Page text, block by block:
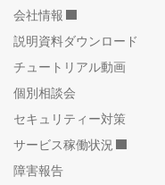
会社情報
説明資料ダウンロード
チュートリアル動画
個別相談会
セキュリティー対策
サービス稼働状況
障害報告